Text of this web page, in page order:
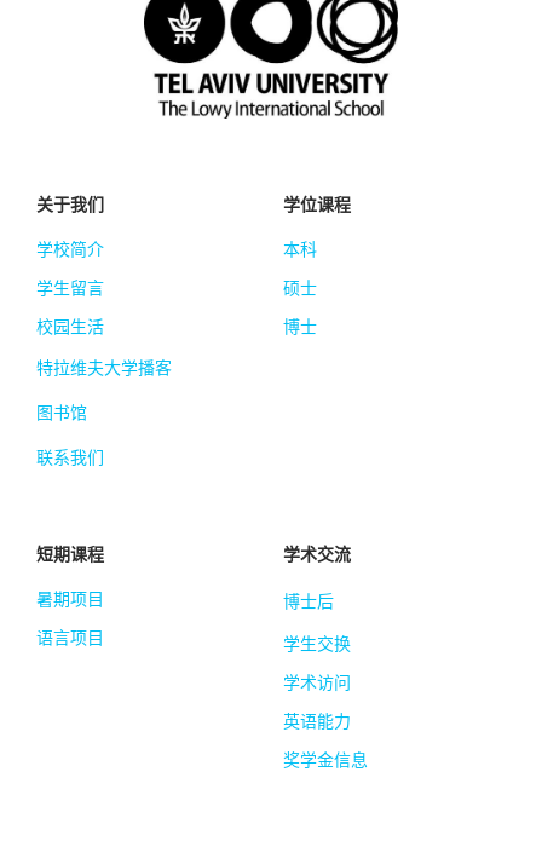
关于我们
学校简介
学生留言
校园生活
特拉维夫大学播客
图书馆
联系我们
学位课程
本科
硕士
博士
短期课程
暑期项目
语言项目
学术交流
博士后
学生交换
学术访问
英语能力
奖学金信息